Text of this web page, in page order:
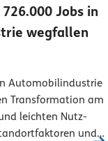
Jobs in
wegfallen
Auto­mo­bil­in­dus­trie
Trans­for­ma­tion am
leichten Nutz­
und…